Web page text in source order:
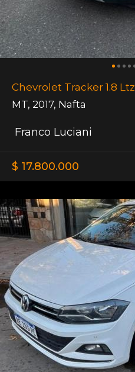
Chevrolet Tracker 1.8 Ltz
MT, 2017, Nafta
Franco Luciani
$ 17.800.000